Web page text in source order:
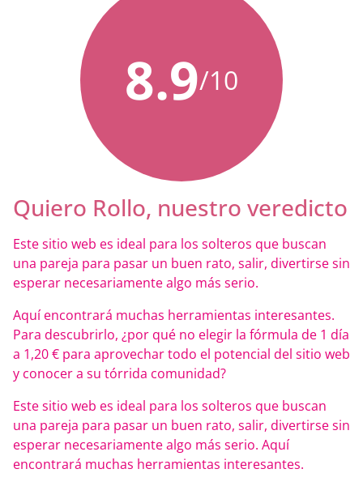
8.9/10
Quiero Rollo, nuestro veredicto
Este sitio web es ideal para los solteros que buscan
una pareja para pasar un buen rato, salir, divertirse sin
esperar necesariamente algo más serio.
Aquí encontrará muchas herramientas interesantes.
Para descubrirlo, ¿por qué no elegir la fórmula de 1 día
a 1,20 € para aprovechar todo el potencial del sitio web
y conocer a su tórrida comunidad?
Este sitio web es ideal para los solteros que buscan
una pareja para pasar un buen rato, salir, divertirse sin
esperar necesariamente algo más serio. Aquí
encontrará muchas herramientas interesantes.